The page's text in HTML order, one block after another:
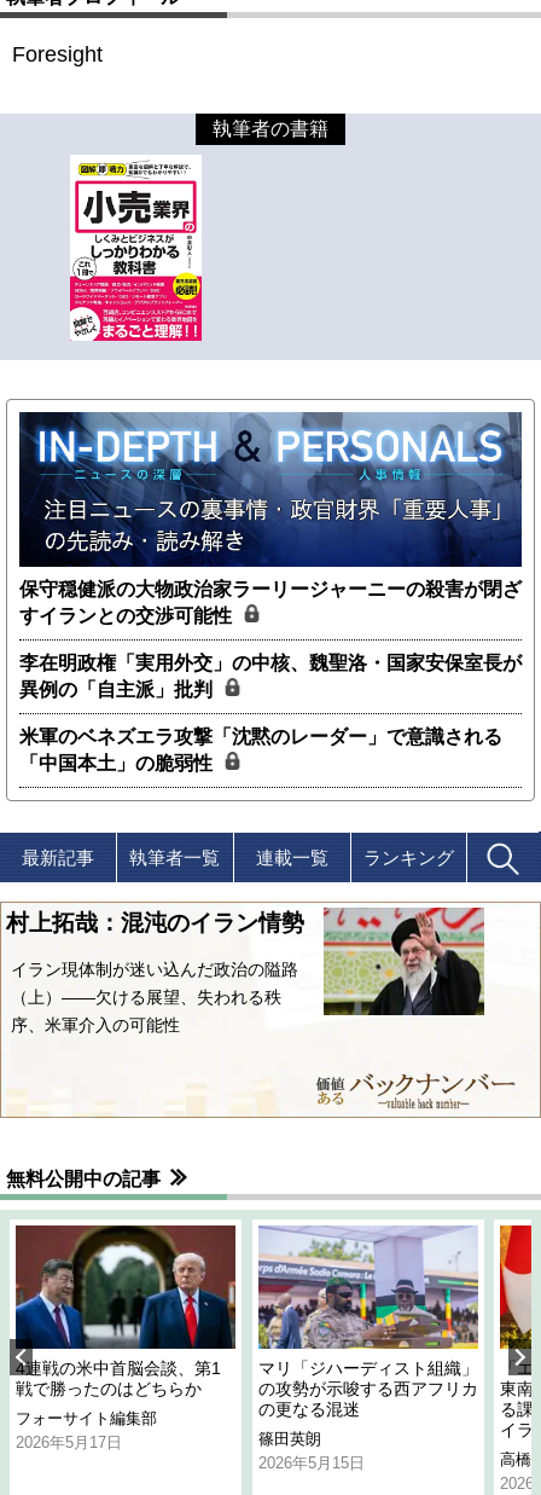
Foresight
執筆者の書籍
保守穏健派の大物政治家ラーリージャーニーの殺害が閉ざ
すイランとの交渉可能性
李在明政権「実用外交」の中核、魏聖洛・国家安保室長が
異例の「自主派」批判
米軍のベネズエラ攻撃「沈黙のレーダー」で意識される
「中国本土」の脆弱性
最新記事 執筆者一覧 連載一覧 ランキング
村上拓哉：混沌のイラン情勢
イラン現体制が迷い込んだ政治の隘路
（上）――欠ける展望、失われる秩
序、米軍介入の可能性
無料公開中の記事
4連戦の米中首脳会談、第1
戦で勝ったのはどちらか
フォーサイト編集部
2026年5月17日
マリ「ジハーディスト組織」
の攻勢が示唆する西アフリカ
の更なる混迷
篠田英朗
2026年5月15日
「
東南
る課
イラ
高橋
2026